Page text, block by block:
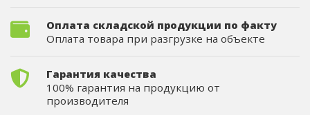
Оплата складской продукции по факту
Оплата товара при разгрузке на объекте
Гарантия качества
100% гарантия на продукцию от
производителя